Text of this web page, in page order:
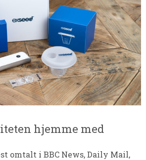
hjemme med
omtalt i BBC News, Daily Mail,